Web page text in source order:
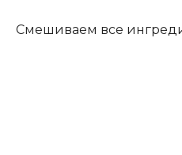
Смешиваем все